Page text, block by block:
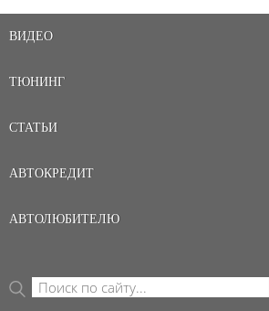
ВИДЕО
ТЮНИНГ
СТАТЬИ
АВТОКРЕДИТ
АВТОЛЮБИТЕЛЮ
ФОРМА ПОИСКА
Поиск